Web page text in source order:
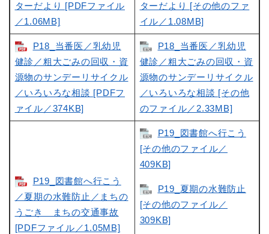
ターだより [PDFファイル
／1.06MB]
ターだより [その他のファ
イル／1.08MB]
P18_当番医／乳幼児
健診／粗大ごみの回収・資
源物のサンデーリサイクル
／いろいろな相談 [PDFフ
ァイル／374KB]
P18_当番医／乳幼児
健診／粗大ごみの回収・資
源物のサンデーリサイクル
／いろいろな相談 [その他
のファイル／2.33MB]
P19_図書館へ行こう
／夏期の水難防止／まちの
うごき まちの交通事故
[PDFファイル／1.05MB]
P19_図書館へ行こう
[その他のファイル／
409KB]
P19_夏期の水難防止
[その他のファイル／
309KB]